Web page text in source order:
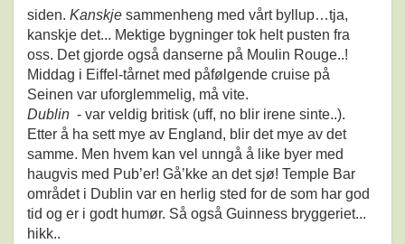
siden. Kanskje sammenheng med vårt byllup…tja,
kanskje det... Mektige bygninger tok helt pusten fra
oss. Det gjorde også danserne på Moulin Rouge..!
Middag i Eiffel-tårnet med påfølgende cruise på
Seinen var uforglemmelig, må vite.
Dublin - var veldig britisk (uff, no blir irene sinte..).
Etter å ha sett mye av England, blir det mye av det
samme. Men hvem kan vel unngå å like byer med
haugvis med Pub’er! Gå’kke an det sjø! Temple Bar
området i Dublin var en herlig sted for de som har god
tid og er i godt humør. Så også Guinness bryggeriet...
hikk..